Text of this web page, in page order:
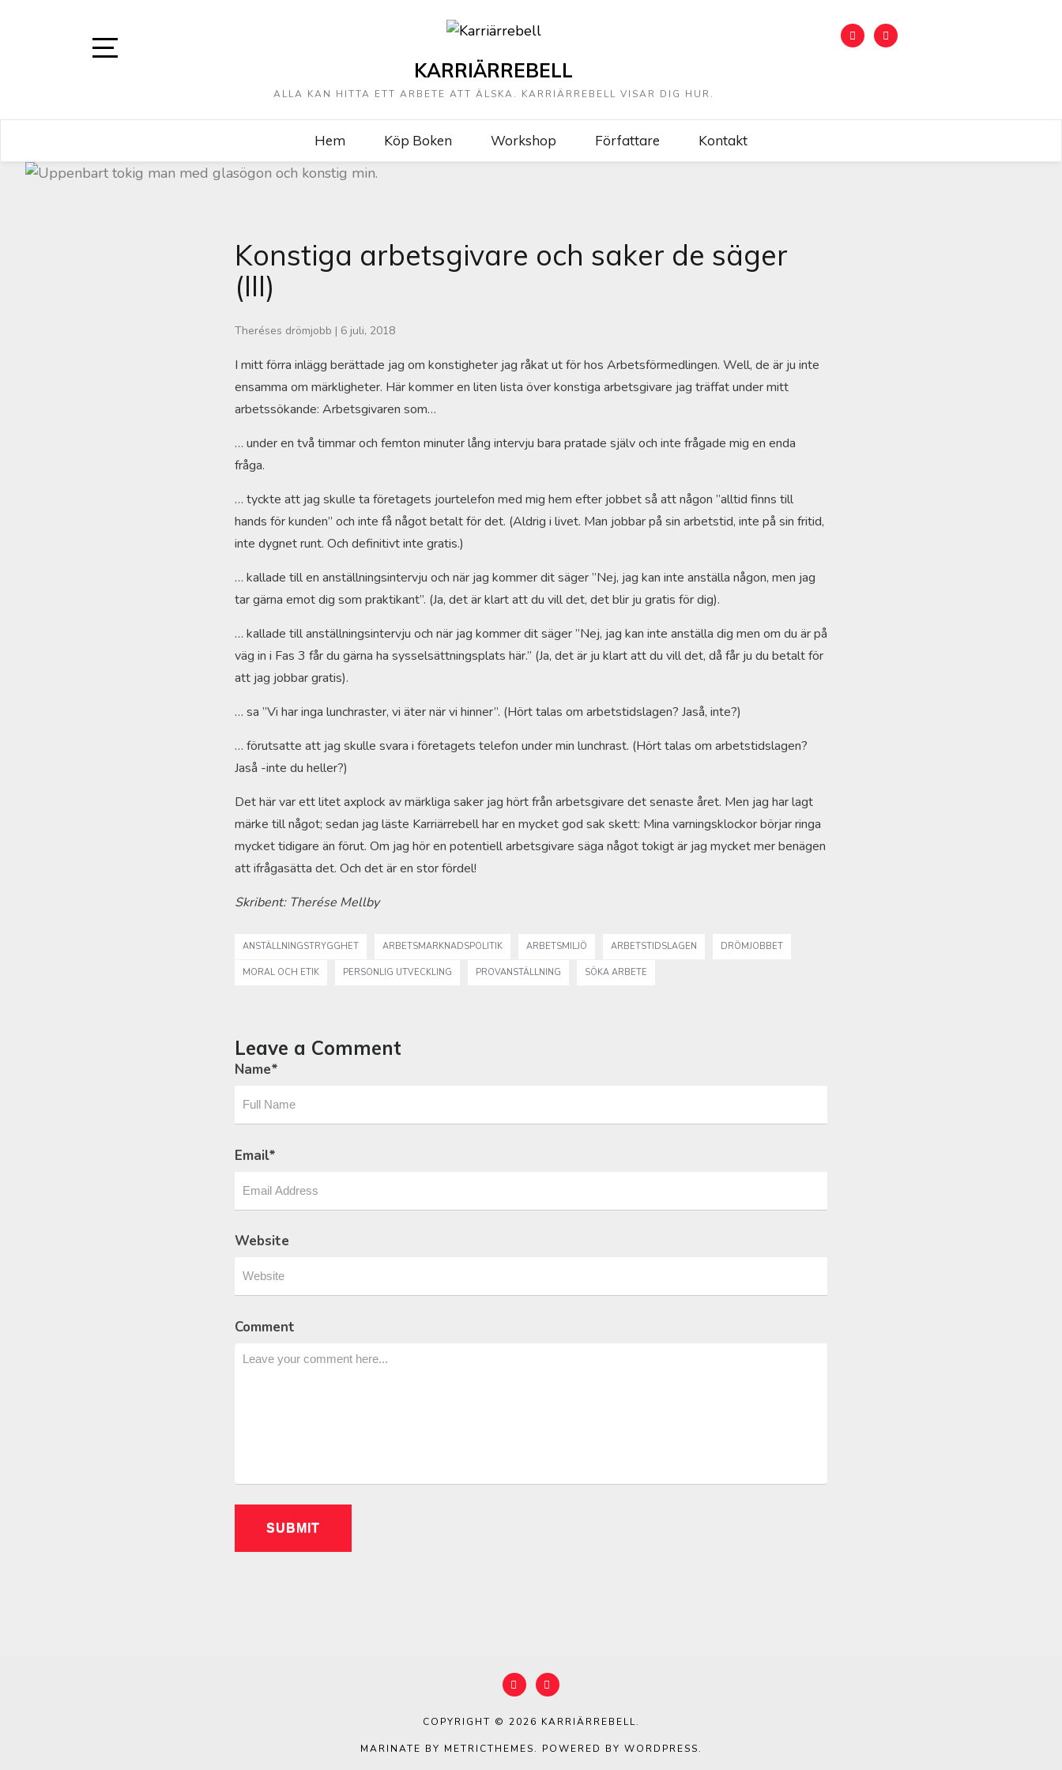
KARRIÄRREBELL
ALLA KAN HITTA ETT ARBETE ATT ÄLSKA. KARRIÄRREBELL VISAR DIG HUR.
Hem Köp Boken Workshop Författare Kontakt
Konstiga arbetsgivare och saker de säger
(III)
Theréses drömjobb | 6 juli, 2018
I mitt förra inlägg berättade jag om konstigheter jag råkat ut för hos Arbetsförmedlingen. Well, de är ju inte
ensamma om märkligheter. Här kommer en liten lista över konstiga arbetsgivare jag träffat under mitt
arbetssökande: Arbetsgivaren som…
… under en två timmar och femton minuter lång intervju bara pratade själv och inte frågade mig en enda
fråga.
… tyckte att jag skulle ta företagets jourtelefon med mig hem efter jobbet så att någon ”alltid finns till
hands för kunden” och inte få något betalt för det. (Aldrig i livet. Man jobbar på sin arbetstid, inte på sin fritid,
inte dygnet runt. Och definitivt inte gratis.)
… kallade till en anställningsintervju och när jag kommer dit säger ”Nej, jag kan inte anställa någon, men jag
tar gärna emot dig som praktikant”. (Ja, det är klart att du vill det, det blir ju gratis för dig).
… kallade till anställningsintervju och när jag kommer dit säger ”Nej, jag kan inte anställa dig men om du är på
väg in i Fas 3 får du gärna ha sysselsättningsplats här.” (Ja, det är ju klart att du vill det, då får ju du betalt för
att jag jobbar gratis).
… sa ”Vi har inga lunchraster, vi äter när vi hinner”. (Hört talas om arbetstidslagen? Jaså, inte?)
… förutsatte att jag skulle svara i företagets telefon under min lunchrast. (Hört talas om arbetstidslagen?
Jaså -inte du heller?)
Det här var ett litet axplock av märkliga saker jag hört från arbetsgivare det senaste året. Men jag har lagt
märke till något; sedan jag läste Karriärrebell har en mycket god sak skett: Mina varningsklockor börjar ringa
mycket tidigare än förut. Om jag hör en potentiell arbetsgivare säga något tokigt är jag mycket mer benägen
att ifrågasätta det. Och det är en stor fördel!
Skribent: Therése Mellby
ANSTÄLLNINGSTRYGGHET ARBETSMARKNADSPOLITIK ARBETSMILJÖ ARBETSTIDSLAGEN DRÖMJOBBET
MORAL OCH ETIK PERSONLIG UTVECKLING PROVANSTÄLLNING SÖKA ARBETE
Leave a Comment
Name*
Email*
Website
Comment
COPYRIGHT © 2026 KARRIÄRREBELL.
MARINATE BY METRICTHEMES. POWERED BY WORDPRESS.